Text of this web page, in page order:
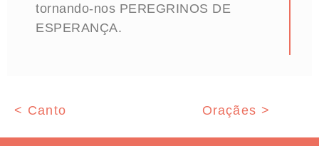
tornando-nos PEREGRINOS DE
ESPERANÇA.
< Canto Oraçães >